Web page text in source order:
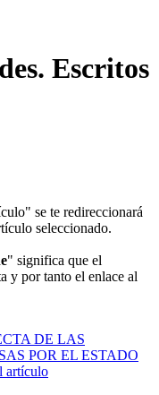
Escritos
se te redireccionará
seleccionado.
" significa que el
y por tanto el enlace al
DE LAS
POR EL ESTADO
artículo